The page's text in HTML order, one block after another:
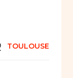
TOULOUSE